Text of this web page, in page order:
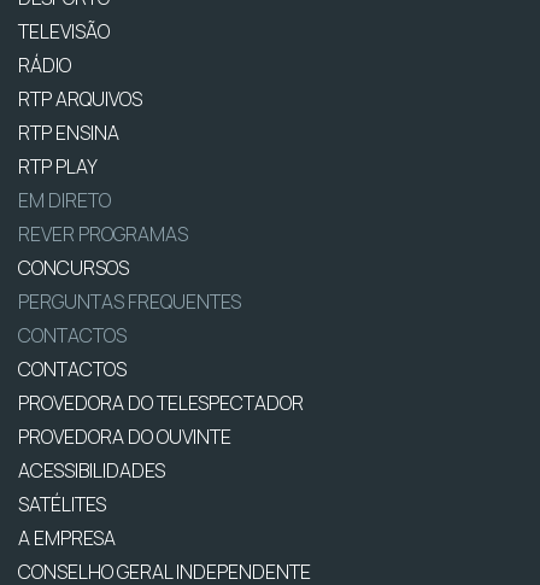
TELEVISÃO
RÁDIO
RTP ARQUIVOS
RTP ENSINA
RTP PLAY
EM DIRETO
REVER PROGRAMAS
CONCURSOS
PERGUNTAS FREQUENTES
CONTACTOS
CONTACTOS
PROVEDORA DO TELESPECTADOR
PROVEDORA DO OUVINTE
ACESSIBILIDADES
SATÉLITES
A EMPRESA
CONSELHO GERAL INDEPENDENTE